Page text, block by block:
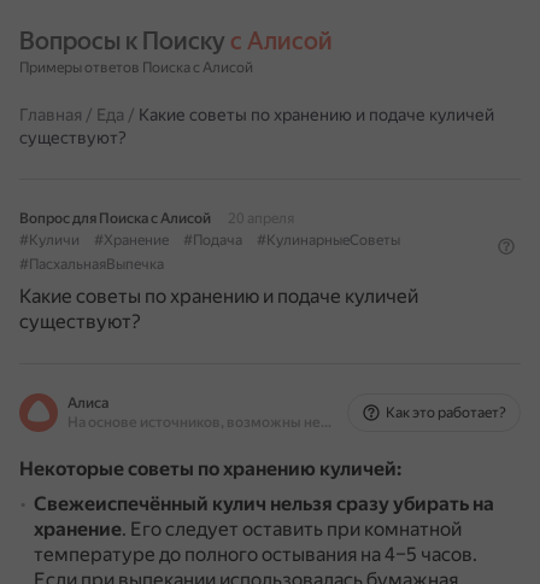
Вопросы к Поиску с Алисой
Примеры ответов Поиска с Алисой
Главная / Еда / Какие советы по хранению и подаче куличей
существуют?
Вопрос для Поиска с Алисой
20 апреля
#Куличи
#Хранение #Подача
#КулинарныеСоветы
#ПасхальнаяВыпечка
Какие советы по хранению и подаче куличей
существуют?
Алиса
На основе источников, возможны неточности
Как это работает?
Некоторые советы по хранению куличей:
Свежеиспечённый кулич нельзя сразу убирать на
хранение. Его следует оставить при комнатной
температуре до полного остывания на 4–5 часов.